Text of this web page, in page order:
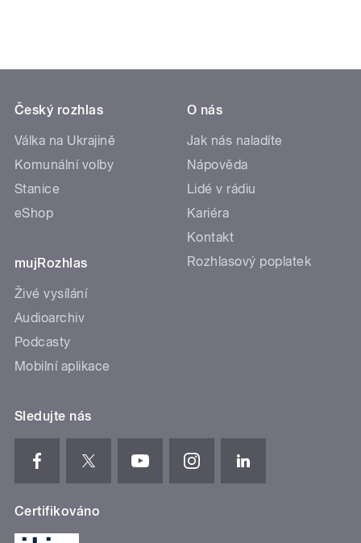
Český rozhlas
Válka na Ukrajině
Komunální volby
Stanice
eShop
mujRozhlas
Živé vysílání
Audioarchiv
Podcasty
Mobilní aplikace
O nás
Jak nás naladíte
Nápověda
Lidé v rádiu
Kariéra
Kontakt
Rozhlasový poplatek
Sledujte nás
Certifikováno